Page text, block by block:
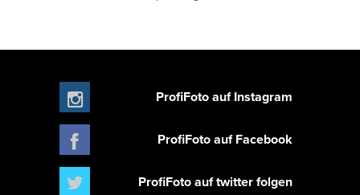
ProfiFoto auf Instagram
ProfiFoto auf Facebook
ProfiFoto auf twitter folgen